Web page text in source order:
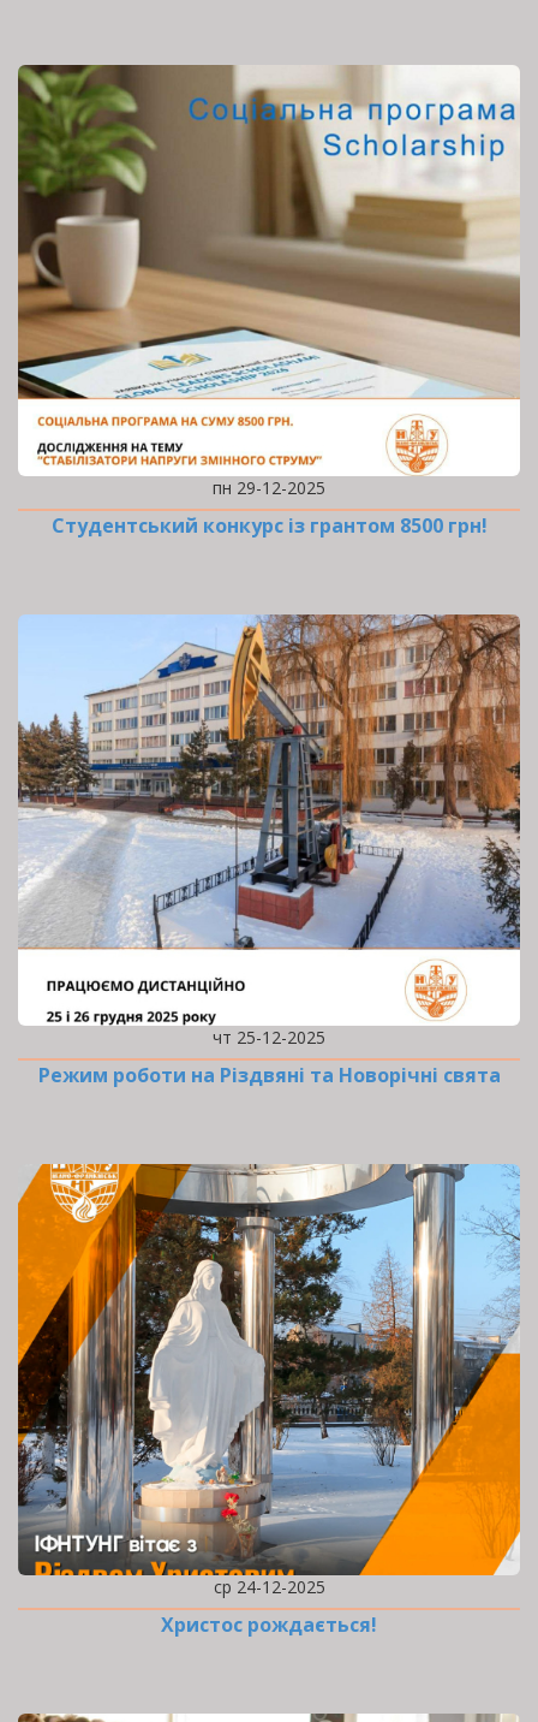
пн 29-12-2025
Студентський конкурс із грантом 8500 грн!
чт 25-12-2025
Режим роботи на Різдвяні та Новорічні свята
ср 24-12-2025
Христос рождається!